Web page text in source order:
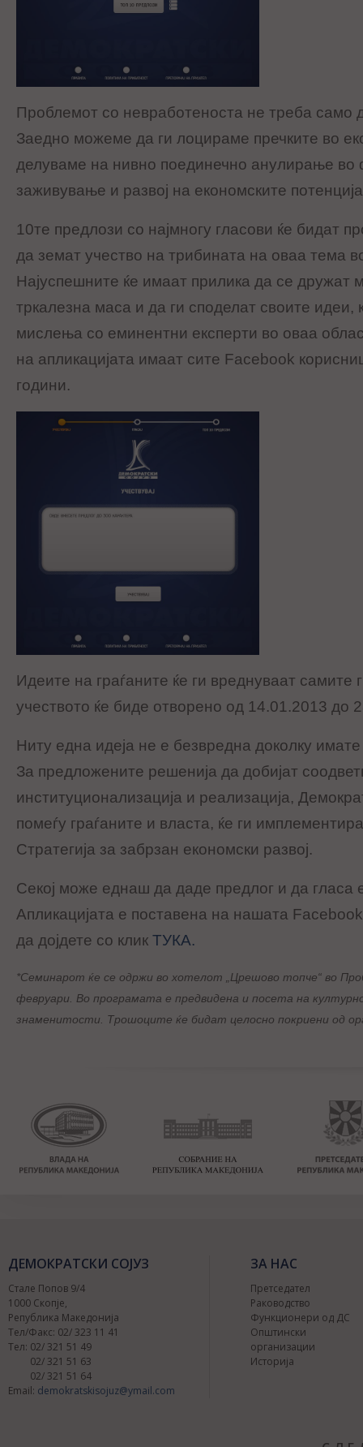
Проблемот со невработеноста не треба само
Заедно можеме да ги лоцираме пречките во
делуваме на нивно поединечно анулирање во
заживување и развој на економските
10те предлози со најмногу гласови ќе бидат
да земат учество на трибината на оваа тема
Најуспешните ќе имаат прилика да се дружат
тркалезна маса и да ги споделат своите идеи,
мислења со еминентни експерти во оваа
на апликацијата имаат сите Facebook
години.
Идеите на граѓаните ќе ги вреднуваат самите
учеството ќе биде отворено од 14.01.2013 до
Ниту една идеја не е безвредна доколку имате
За предложените решенија да добијат
институционализација и реализација,
помеѓу граѓаните и власта, ќе ги
Стратегија за забрзан економски развој.
Секој може еднаш да даде предлог и да гласа
Апликацијата е поставена на нашата
да дојдете со клик ТУКА.
*Семинарот ќе се одржи во хотелот „Црешово топче“ во
февруари. Во програмата е предвидена и посета на
знаменитости. Трошоците ќе бидат целосно покриени од
ДЕМОКРАТСКИ СОЈУЗ
Стале Попов 9/4
1000 Скопје,
Република Македонија
Тел/Факс: 02/ 323 11 41
Тел: 02/ 321 51 49
02/ 321 51 63
02/ 321 51 64
Email: demokratskisojuz@ymail.com
ЗА НАС
Претседател
Раководство
Функционери од ДС
Општински
организации
Историја